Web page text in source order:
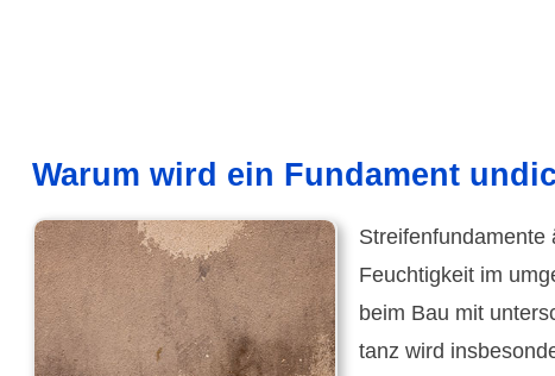
Warum wird ein Fundament
Streifen­funda­mente
Feuch­tig­keit im
beim Bau mit
tanz wird